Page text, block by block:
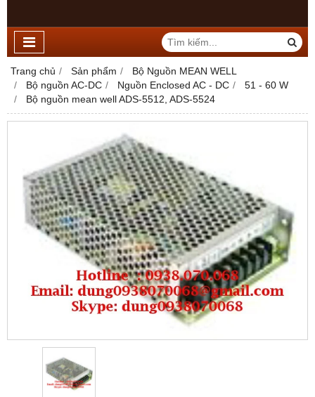
Trang chủ Sản phẩm
Bộ Nguồn MEAN WELL
Bộ nguồn AC-DC
Nguồn Enclosed AC - DC
51 - 60 W
Bộ nguồn mean well ADS-5512, ADS-5524